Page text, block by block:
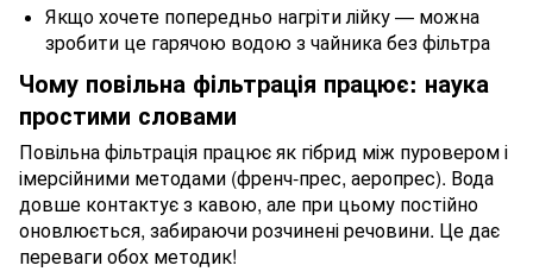
Якщо хочете попередньо нагріти лійку — можна
зробити це гарячою водою з чайника без фільтра
Чому повільна фільтрація працює: наука
простими словами
Повільна фільтрація працює як гібрид між пуровером і
імерсійними методами (френч-прес, аеропрес). Вода
довше контактує з кавою, але при цьому постійно
оновлюється, забираючи розчинені речовини. Це дає
переваги обох методик!